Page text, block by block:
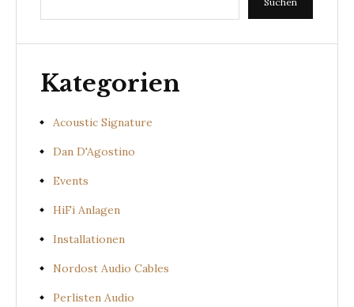
Kategorien
Acoustic Signature
Dan D'Agostino
Events
HiFi Anlagen
Installationen
Nordost Audio Cables
Perlisten Audio